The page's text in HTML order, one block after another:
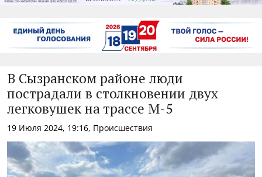
В Сызранском районе люди
пострадали в столкновении двух
легковушек на трассе М-5
19 Июля 2024, 19:16, Происшествия